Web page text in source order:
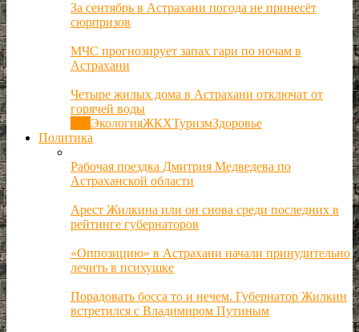
За сентябрь в Астрахани погода не принесёт
сюрпризов
МЧС прогнозирует запах гари по ночам в
Астрахани
Четыре жилых дома в Астрахани отключат от
горячей воды
ЭкологияЖКХТуризмЗдоровье
Политика
Рабочая поездка Дмитрия Медведева по
Астраханской области
Арест Жилкина или он снова среди последних в
рейтинге губернаторов
«Оппозицию» в Астрахани начали принудительно
лечить в психушке
Порадовать босса то и нечем. Губернатор Жилкин
встретился с Владимиром Путиным